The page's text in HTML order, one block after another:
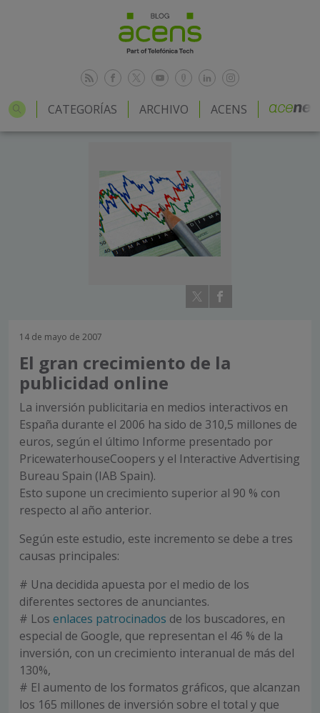
CATEGORÍAS ARCHIVO ACENS
14 de mayo de 2007
El gran crecimiento de la
publicidad online
La inversión publicitaria en medios interactivos en
España durante el 2006 ha sido de 310,5 millones de
euros, según el último Informe presentado por
PricewaterhouseCoopers y el Interactive Advertising
Bureau Spain (IAB Spain).
Esto supone un crecimiento superior al 90 % con
respecto al año anterior.
Según este estudio, este incremento se debe a tres
causas principales:
# Una decidida apuesta por el medio de los
diferentes sectores de anunciantes.
# Los enlaces patrocinados de los buscadores, en
especial de Google, que representan el 46 % de la
inversión, con un crecimiento interanual de más del
130%,
# El aumento de los formatos gráficos, que alcanzan
los 165 millones de inversión sobre el total y que